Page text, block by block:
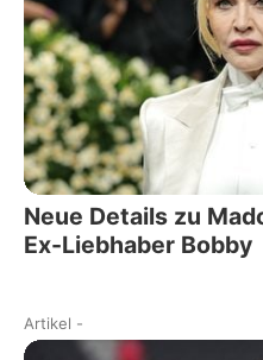
Neue Details zu
Ex-Liebhaber Bobby
Artikel -